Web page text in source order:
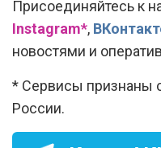
Присоединяйтесь к
Instagram*,
новостями и
* Сервисы признаны
России.